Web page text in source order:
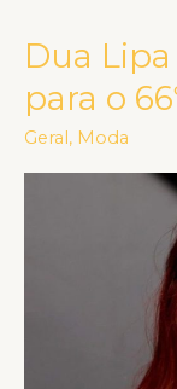
Dua
para o
Geral , Moda
Dua
usa
Tiffany
&